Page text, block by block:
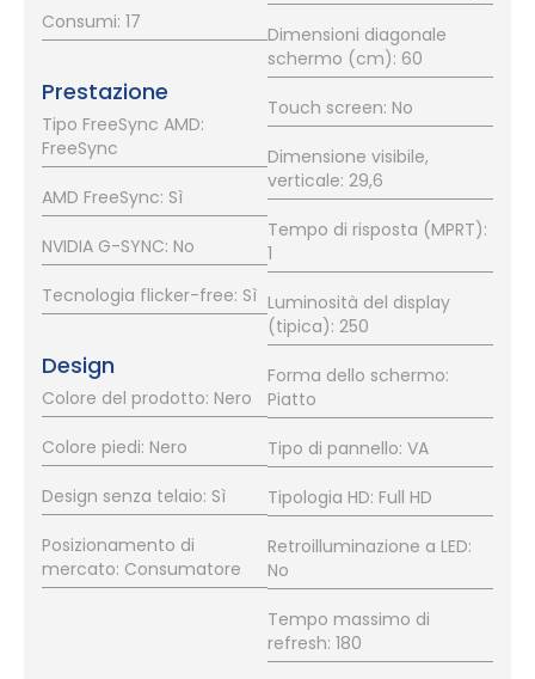
Consumi: 17
Prestazione
Tipo FreeSync AMD:
FreeSync
AMD FreeSync: Sì
NVIDIA G-SYNC: No
Tecnologia flicker-free: Sì
Design
Colore del prodotto: Nero
Colore piedi: Nero
Design senza telaio: Sì
Posizionamento di
mercato: Consumatore
Dimensioni diagonale
schermo (cm): 60
Touch screen: No
Dimensione visibile,
verticale: 29,6
Tempo di risposta (MPRT):
1
Luminosità del display
(tipica): 250
Forma dello schermo:
Piatto
Tipo di pannello: VA
Tipologia HD: Full HD
Retroilluminazione a LED:
No
Tempo massimo di
refresh: 180